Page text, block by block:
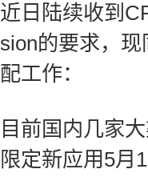
近日陆续收到
sion的要求，
配工作：
目前国内几家
限定新应用5月